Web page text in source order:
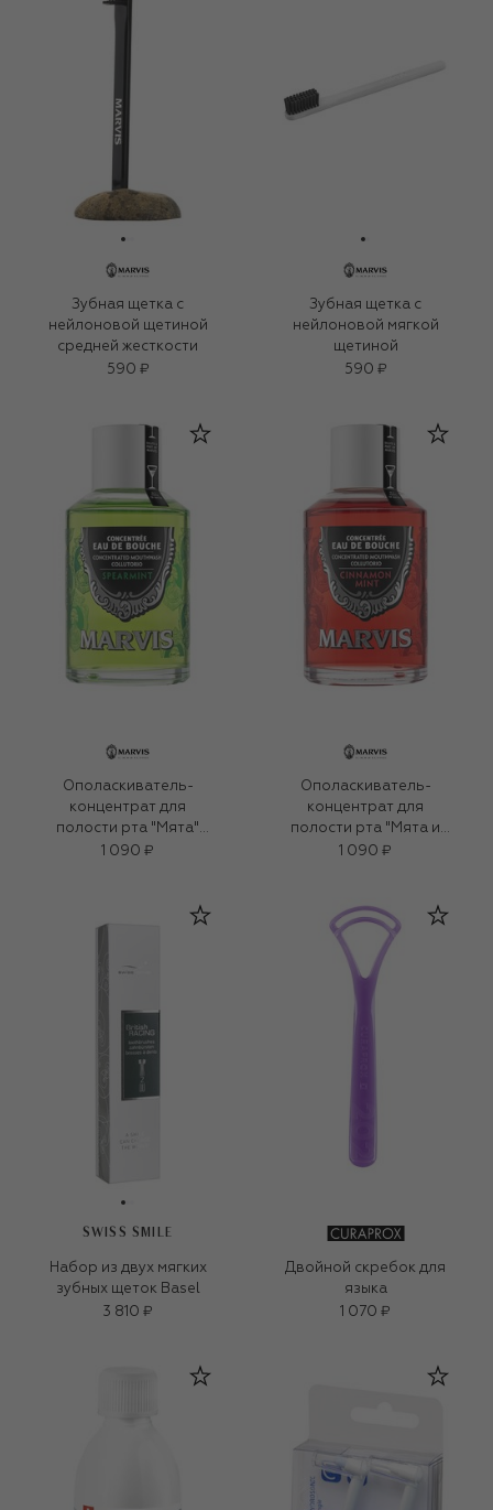
Зубная щетка c
нейлоновой щетиной
средней жесткости
590 ₽
Зубная щетка с
нейлоновой мягкой
щетиной
590 ₽
Ополаскиватель-
концентрат для
полости рта "Мята"
(120ml)
1 090 ₽
Ополаскиватель-
концентрат для
полости рта "Мята и
Корица" (120ml)
1 090 ₽
SWISS SMILE
Набор из двух мягких
зубных щеток Basel
3 810 ₽
Двойной скребок для
языка
1 070 ₽